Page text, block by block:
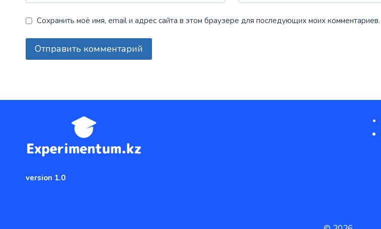
Сохранить моё имя, email и адрес сайта в этом браузере для последующих моих комментариев.
version 1.0